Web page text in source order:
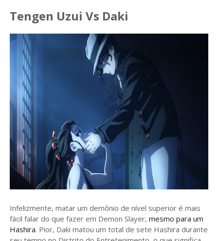
Tengen Uzui Vs Daki
Infelizmente, matar um demônio de nível superior é mais
fácil falar do que fazer em Demon Slayer, mesmo para um
Hashira. Pior, Daki matou um total de sete Hashira durante